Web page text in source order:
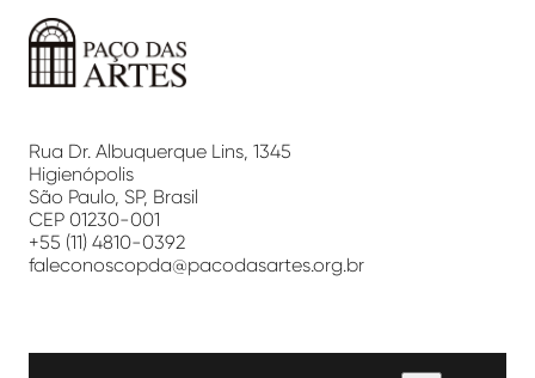
Artes
Rua Dr. Albuquerque Lins, 1345
Higienópolis
São Paulo, SP, Brasil
CEP 01230-001
+55 (11) 4810-0392
faleconoscopda@pacodasartes.org.br